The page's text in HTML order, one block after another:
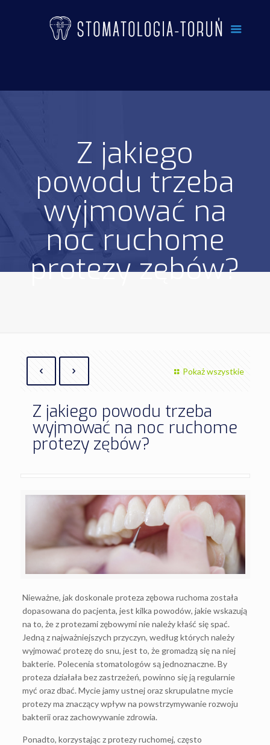
Z jakiego
powodu trzeba
wyjmować na
noc ruchome
protezy zębów?
Pokaż wszystkie
Z jakiego powodu trzeba
wyjmować na noc ruchome
protezy zębów?
Nieważne, jak doskonale proteza zębowa ruchoma została
dopasowana do pacjenta, jest kilka powodów, jakie wskazują
na to, że z protezami zębowymi nie należy kłaść się spać.
Jedną z najważniejszych przyczyn, według których należy
wyjmować protezę do snu, jest to, że gromadzą się na niej
bakterie. Polecenia stomatologów są jednoznaczne. By
proteza działała bez zastrzeżeń, powinno się ją regularnie
myć oraz dbać. Mycie jamy ustnej oraz skrupulatne mycie
protezy ma znaczący wpływ na powstrzymywanie rozwoju
bakterii oraz zachowywanie zdrowia.
Ponadto, korzystając z protezy ruchomej, często